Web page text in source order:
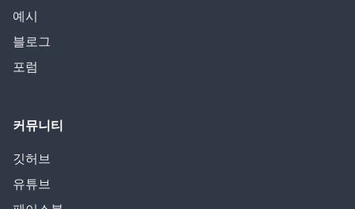
예시
블로그
포럼
커뮤니티
깃허브
유튜브